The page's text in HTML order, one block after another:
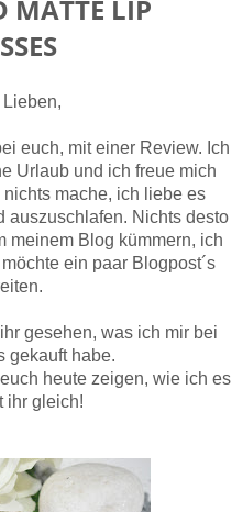
MATTE LIP
euch, mit einer Review. Ich
Urlaub und ich freue mich
mache, ich liebe es
auszuschlafen. Nichts desto
meinem Blog kümmern, ich
ein paar Blogpost´s
gesehen, was ich mir bei
gekauft habe.
heute zeigen, wie ich es
ihr gleich!